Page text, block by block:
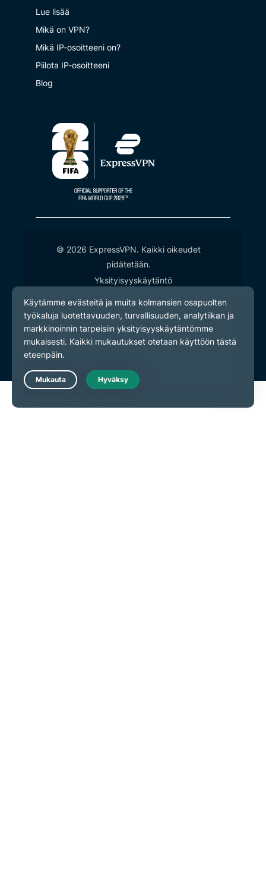
Lue lisää
Mikä on VPN?
Mikä IP-osoitteeni on?
Piilota IP-osoitteeni
Blog
© 2026 ExpressVPN. Kaikki oikeudet
pidätetään.
Yksityisyyskäytäntö
Palveluehdot
Evästeasetukset